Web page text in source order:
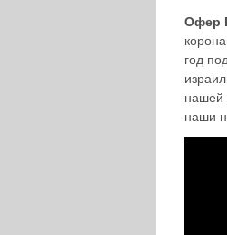
Офер
год
нашей
наши